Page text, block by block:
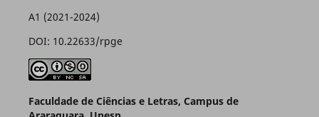
A1 (2021-2024)
DOI: 10.22633/rpge
Faculdade de Ciências e Letras, Campus de